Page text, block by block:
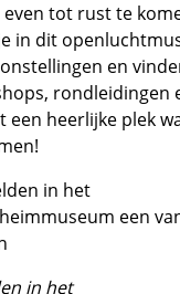
tot rust te
in dit
en
rondleidingen
een heerlijke plek
in het